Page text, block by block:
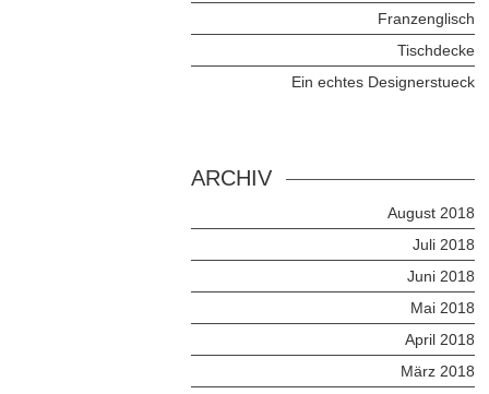
Franzenglisch
Tischdecke
Ein echtes Designerstueck
ARCHIV
August 2018
Juli 2018
Juni 2018
Mai 2018
April 2018
März 2018